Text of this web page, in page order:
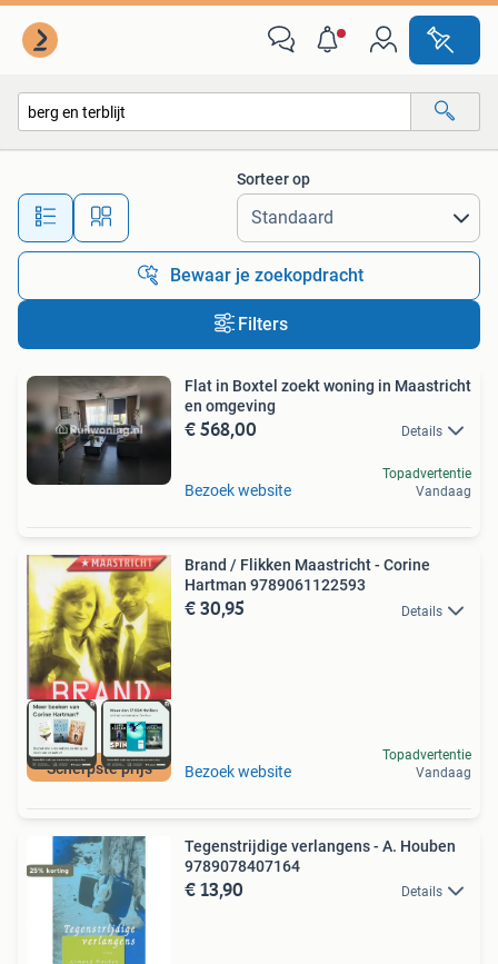
Alle afstanden…
Sorteer op
Bewaar je zoekopdracht
Filters
Flat in Boxtel zoekt woning in Maastricht
en omgeving
€ 568,00 Details
Bezoek website
Topadvertentie
Vandaag
Scherpste prijs
Brand / Flikken Maastricht - Corine
Hartman 9789061122593
€ 30,95 Details
Bezoek website
Topadvertentie
Vandaag
Tegenstrijdige verlangens - A. Houben
9789078407164
€ 13,90 Details